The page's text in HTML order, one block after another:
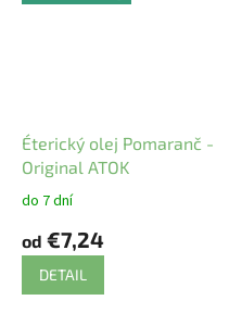
Éterický olej Pomaranč -
Original ATOK
do 7 dní
od €7,24
DETAIL